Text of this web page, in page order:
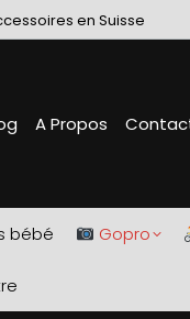
en Suisse
A Propos
bébé Gopro